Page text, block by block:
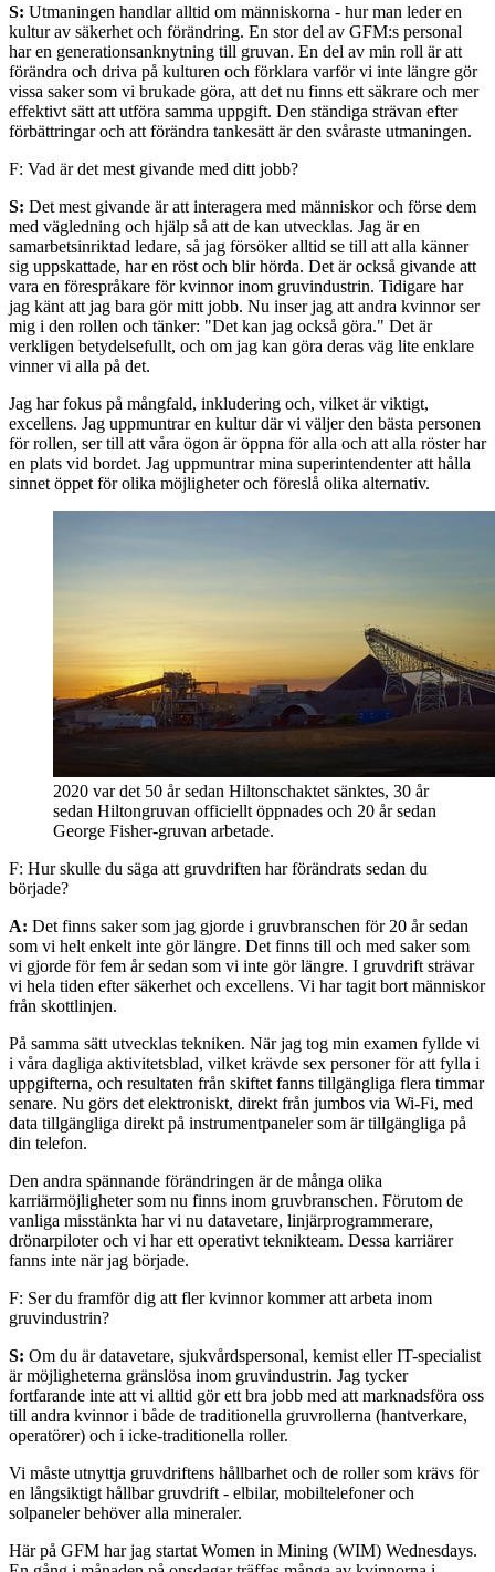
S: Utmaningen handlar alltid om människorna - hur man leder en
kultur av säkerhet och förändring. En stor del av GFM:s personal
har en generationsanknytning till gruvan. En del av min roll är att
förändra och driva på kulturen och förklara varför vi inte längre gör
vissa saker som vi brukade göra, att det nu finns ett säkrare och mer
effektivt sätt att utföra samma uppgift. Den ständiga strävan efter
förbättringar och att förändra tankesätt är den svåraste utmaningen.
F: Vad är det mest givande med ditt jobb?
S: Det mest givande är att interagera med människor och förse dem
med vägledning och hjälp så att de kan utvecklas. Jag är en
samarbetsinriktad ledare, så jag försöker alltid se till att alla känner
sig uppskattade, har en röst och blir hörda. Det är också givande att
vara en förespråkare för kvinnor inom gruvindustrin. Tidigare har
jag känt att jag bara gör mitt jobb. Nu inser jag att andra kvinnor ser
mig i den rollen och tänker: "Det kan jag också göra." Det är
verkligen betydelsefullt, och om jag kan göra deras väg lite enklare
vinner vi alla på det.
Jag har fokus på mångfald, inkludering och, vilket är viktigt,
excellens. Jag uppmuntrar en kultur där vi väljer den bästa personen
för rollen, ser till att våra ögon är öppna för alla och att alla röster har
en plats vid bordet. Jag uppmuntrar mina superintendenter att hålla
sinnet öppet för olika möjligheter och föreslå olika alternativ.
2020 var det 50 år sedan Hiltonschaktet sänktes, 30 år
sedan Hiltongruvan officiellt öppnades och 20 år sedan
George Fisher-gruvan arbetade.
F: Hur skulle du säga att gruvdriften har förändrats sedan du
började?
A: Det finns saker som jag gjorde i gruvbranschen för 20 år sedan
som vi helt enkelt inte gör längre. Det finns till och med saker som
vi gjorde för fem år sedan som vi inte gör längre. I gruvdrift strävar
vi hela tiden efter säkerhet och excellens. Vi har tagit bort människor
från skottlinjen.
På samma sätt utvecklas tekniken. När jag tog min examen fyllde vi
i våra dagliga aktivitetsblad, vilket krävde sex personer för att fylla i
uppgifterna, och resultaten från skiftet fanns tillgängliga flera timmar
senare. Nu görs det elektroniskt, direkt från jumbos via Wi-Fi, med
data tillgängliga direkt på instrumentpaneler som är tillgängliga på
din telefon.
Den andra spännande förändringen är de många olika
karriärmöjligheter som nu finns inom gruvbranschen. Förutom de
vanliga misstänkta har vi nu datavetare, linjärprogrammerare,
drönarpiloter och vi har ett operativt teknikteam. Dessa karriärer
fanns inte när jag började.
F: Ser du framför dig att fler kvinnor kommer att arbeta inom
gruvindustrin?
S: Om du är datavetare, sjukvårdspersonal, kemist eller IT-specialist
är möjligheterna gränslösa inom gruvindustrin. Jag tycker
fortfarande inte att vi alltid gör ett bra jobb med att marknadsföra oss
till andra kvinnor i både de traditionella gruvrollerna (hantverkare,
operatörer) och i icke-traditionella roller.
Vi måste utnyttja gruvdriftens hållbarhet och de roller som krävs för
en långsiktigt hållbar gruvdrift - elbilar, mobiltelefoner och
solpaneler behöver alla mineraler.
Här på GFM har jag startat Women in Mining (WIM) Wednesdays.